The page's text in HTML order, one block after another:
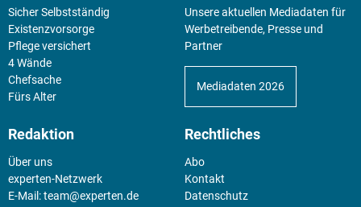
Sicher Selbstständig
Existenz­vorsorge
Pflege versichert
4 Wände
Chefsache
Fürs Alter
Unsere aktuellen Mediadaten für
Werbetreibende, Presse und
Partner
Mediadaten 2026
Redaktion
Über uns
experten-Netzwerk
E-Mail:team@experten.de
Rechtliches
Abo
Kontakt
Datenschutz